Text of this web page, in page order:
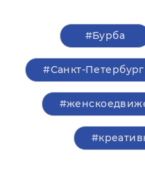
#Бурба
#Санкт-Петербург